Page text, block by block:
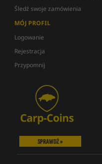
Śledź swoje zamówienia
MÓJ PROFIL
Logowanie
Rejestracja
Przypomnij
SPRAWDŹ »